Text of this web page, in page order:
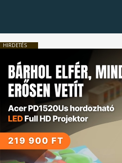
HIRDETÉS